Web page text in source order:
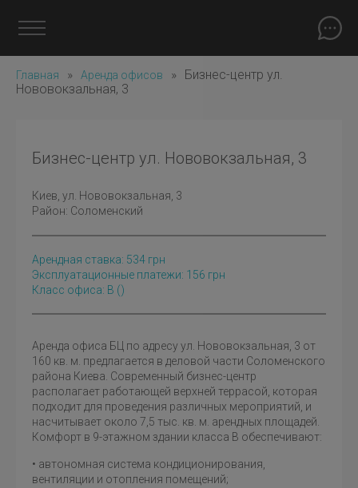
Главная » Аренда офисов »
Бизнес-центр ул.
Нововокзальная, 3
Бизнес-центр ул. Нововокзальная, 3
Киев , ул. Нововокзальная, 3
Район: Соломенский
Арендная ставка: 534 грн
Эксплуатационные платежи: 156 грн
Класс офиса: B ()
Аренда офиса БЦ по адресу ул. Нововокзальная, 3 от
160 кв. м. предлагается в деловой части Соломенского
района Киева. Современный бизнес-центр
располагает работающей верхней террасой, которая
подходит для проведения различных мероприятий, и
насчитывает около 7,5 тыс. кв. м. арендных площадей.
Комфорт в 9-этажном здании класса B обеспечивают:
• автономная система кондиционирования,
вентиляции и отопления помещений;